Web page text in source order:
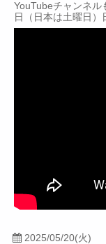
Contact
YouTubeチャンネル
日（日本は土曜日）
2025/05/20(火)